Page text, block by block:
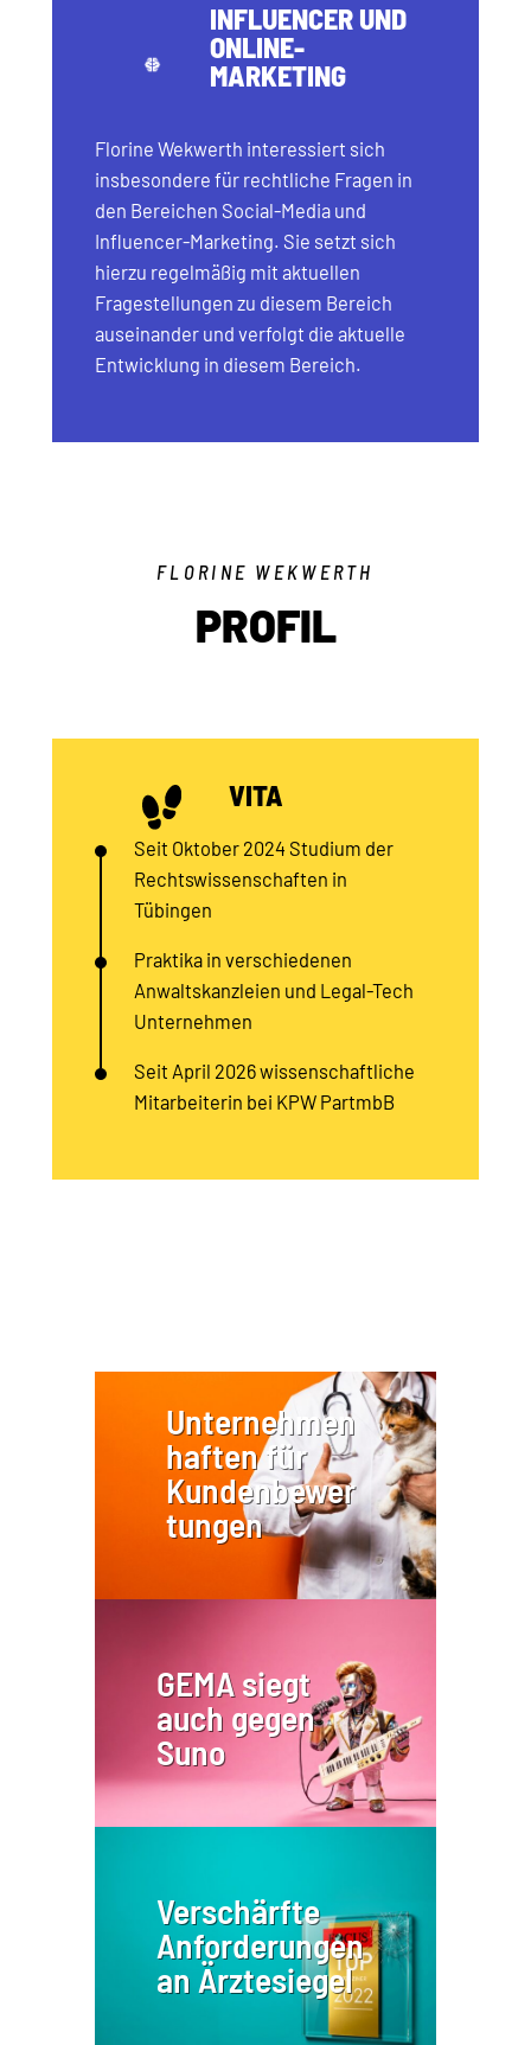
INFLUENCER UND
ONLINE-
MARKETING
Florine Wekwerth interessiert sich
insbesondere für rechtliche Fragen in
den Bereichen Social-Media und
Influencer-Marketing. Sie setzt sich
hierzu regelmäßig mit aktuellen
Fragestellungen zu diesem Bereich
auseinander und verfolgt die aktuelle
Entwicklung in diesem Bereich.
FLORINE WEKWERTH
PROFIL
VITA
Seit Oktober 2024 Studium der
Rechtswissenschaften in
Tübingen
Praktika in verschiedenen
Anwaltskanzleien und Legal-Tech
Unternehmen
Seit April 2026 wissenschaftliche
Mitarbeiterin bei KPW PartmbB
Unternehmen
haften für
Kundenbewer
tungen
GEMA siegt
auch gegen
Suno
Verschärfte
Anforderungen
an Ärztesiegel